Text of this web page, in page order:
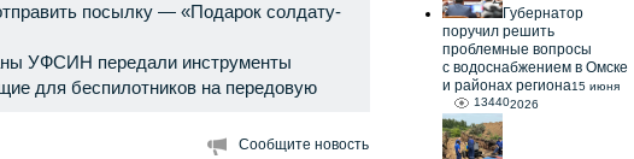
посылку — «Подарок солдату-
УФСИН передали инструменты
для беспилотников на передовую
Сообщите новость
Губернатор
поручил решить
проблемные вопросы
с водоснабжением в Омске
и районах региона
13440
15 июня
2026